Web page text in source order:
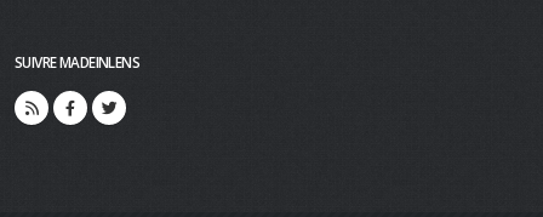
SUIVRE MADEINLENS